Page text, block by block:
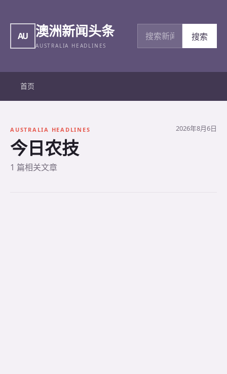
AU 澳洲新闻头条
AUSTRALIA HEADLINES
搜索新闻
搜索
首页
AUSTRALIA HEADLINES
今日农技
1 篇相关文章
2026年8月6日